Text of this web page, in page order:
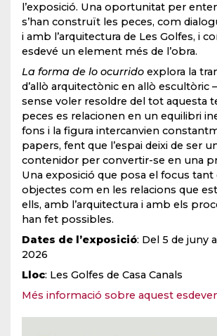
l’exposició. Una oportunitat per
s’han construït les peces, com
i amb l’arquitectura de Les Golfes, i
esdevé un element més de l’obra.
La forma de lo ocurrido explora la
d’allò arquitectònic en allò escultòric
sense voler resoldre del tot aquesta
peces es relacionen en un equilibri
fons i la figura intercanvien
papers, fent que l’espai deixi de ser
contenidor per convertir-se en una
Una exposició que posa el focus tant
objectes com en les relacions que
ells, amb l’arquitectura i amb els
han fet possibles.
Dates de l’exposició: Del 5 de juny
2026
Lloc: Les Golfes de Casa Canals
Més informació sobre aquest